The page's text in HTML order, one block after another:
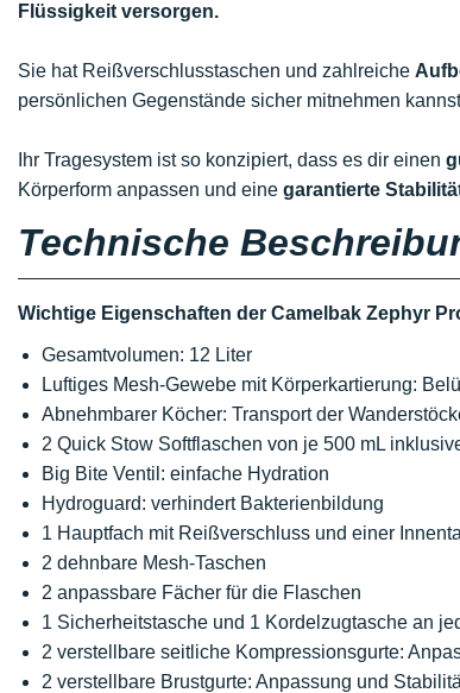
Flüssigkeit versorgen.
Sie hat Reißverschlusstaschen und zahlreiche
persönlichen Gegenstände sicher mitnehmen
Ihr Tragesystem ist so konzipiert, dass es dir einen
Körperform anpassen und eine garantierte
Technische
Wichtige Eigenschaften der Camelbak Zephyr
Gesamtvolumen: 12 Liter
Luftiges Mesh-Gewebe mit Körperkartierung:
Abnehmbarer Köcher: Transport der
2 Quick Stow Softflaschen von je 500 mL
Big Bite Ventil: einfache Hydration
Hydroguard: verhindert Bakterienbildung
1 Hauptfach mit Reißverschluss und einer
2 dehnbare Mesh-Taschen
2 anpassbare Fächer für die Flaschen
1 Sicherheitstasche und 1 Kordelzugtasche an
2 verstellbare seitliche Kompressionsgurte:
2 verstellbare Brustgurte: Anpassung und